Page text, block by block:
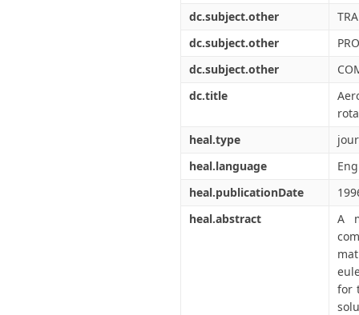
dc.subject.other
dc.subject.other
dc.subject.other
dc.title
heal.type
heal.language
heal.publicationDate
heal.abstract
A
for